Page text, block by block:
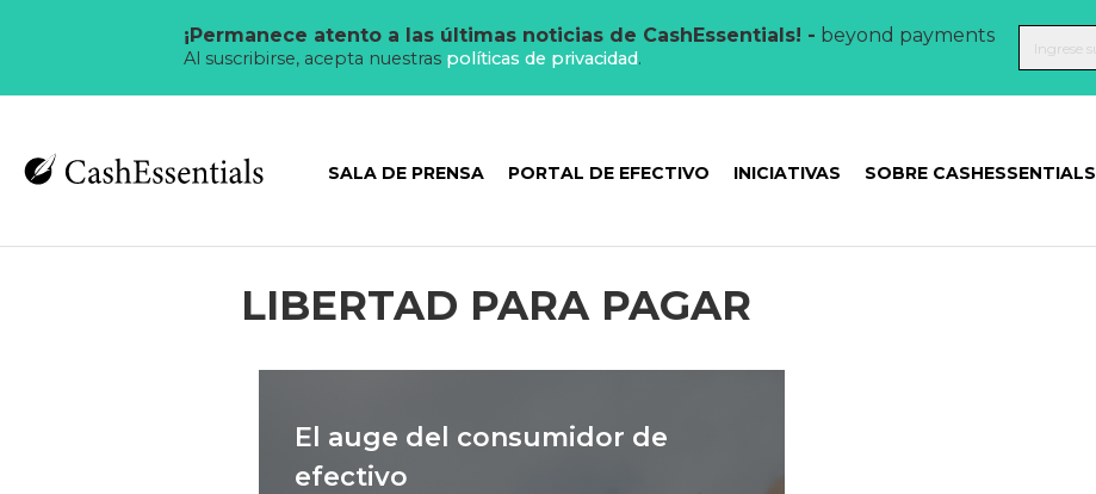
¡Permanece atento a las últimas noticias de CashEssentials! - beyond payments
Al suscribirse, acepta nuestras políticas de privacidad.
SALA DE PRENSA PORTAL DE EFECTIVO INICIATIVAS SOBRE CASHESSENTIALS
LIBERTAD PARA PAGAR
El auge del consumidor de
efectivo